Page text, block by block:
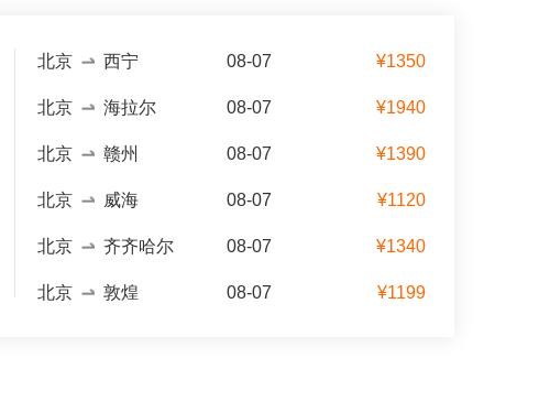
北京 西宁 08-07 ¥1350
北京 海拉尔 08-07 ¥1940
北京 赣州 08-07 ¥1390
北京 威海 08-07 ¥1120
北京 齐齐哈尔 08-07 ¥1340
北京 敦煌 08-07 ¥1199